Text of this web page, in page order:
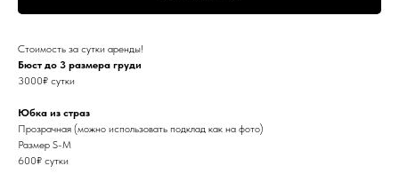
Стоимость за сутки аренды!
Бюст до 3 размера груди
3000₽ сутки
Юбка из страз
Прозрачная (можно использовать подклад как на фото)
Размер S-M
600₽ сутки